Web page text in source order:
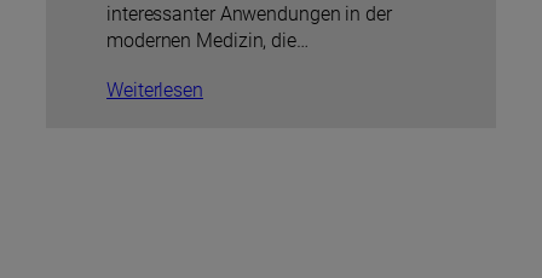
interessanter Anwendungen in der
modernen Medizin, die…
Weiterlesen